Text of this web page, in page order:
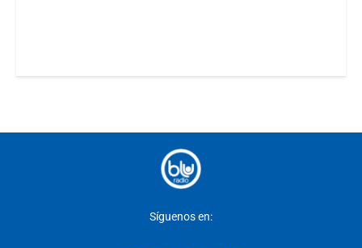
Síguenos en: